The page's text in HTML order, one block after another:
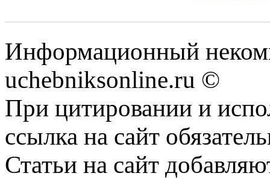
Информационный
uchebniksonline.ru ©
При цитировании и
ссылка на сайт
Статьи на сайт